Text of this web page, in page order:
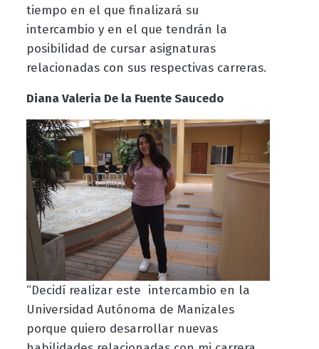
tiempo en el que finalizará su
intercambio y en el que tendrán la
posibilidad de cursar asignaturas
relacionadas con sus respectivas carreras.
Diana Valeria De la Fuente Saucedo
“Decidí realizar este intercambio en la
Universidad Autónoma de Manizales
porque quiero desarrollar nuevas